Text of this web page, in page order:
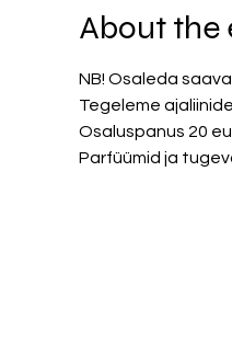
About the
NB! Osaleda
Tegeleme
Osaluspanus 20
Parfüümid ja